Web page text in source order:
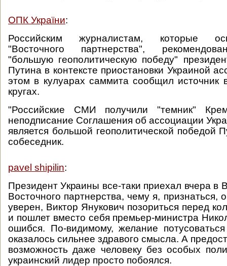
ОПК України:
Российским журналистам, которые
"Восточного партнерства",
"большую геополитическую победу"
Путина в контексте приостановки Украиной
этом в кулуарах саммита сообщил источник
кругах.
"Российские СМИ получили "темник"
неподписание Соглашения об ассоциации
является большой геополитической победой
собеседник.
pavel shipilin:
Президент Украины все-таки приехал вчера в
Восточного партнерства, чему я, признаться,
уверен, Виктор Янукович позориться перед
и пошлет вместо себя премьер-министра
ошибся. По-видимому, желание
оказалось сильнее здравого смысла. А
возможность даже человеку без особых
украинский лидер просто побоялся.